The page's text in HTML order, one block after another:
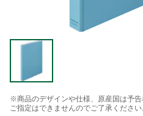
※商品のデザインや仕様、原産国は予告
ご指定はできませんのでご了承ください